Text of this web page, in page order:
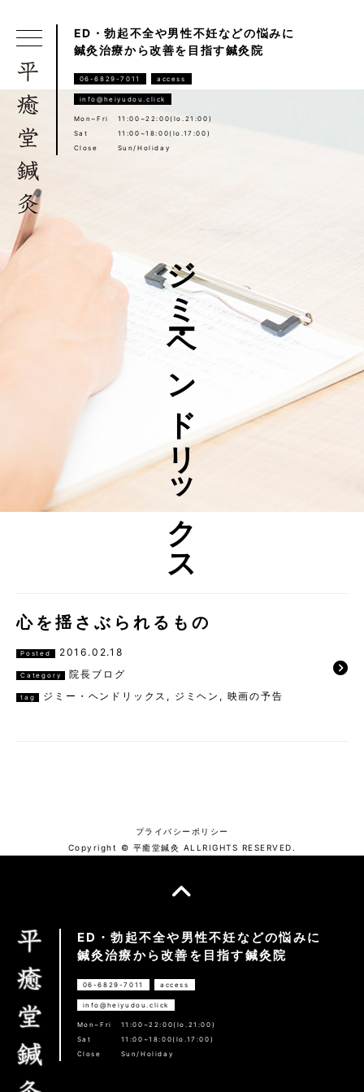
ED・勃起不全や男性不妊などの悩みに
鍼灸治療から改善を目指す鍼灸院
06-6829-7011 access
info@heiyudou.click
Mon~Fri
11:00~22:00(lo.21:00)
Sat
11:00~18:00(lo.17:00)
Close
Sun/Holiday
ジミー・ヘンドリックス
心を揺さぶられるもの
Posted 2016.02.18
Category 院長ブログ
tag ジミー・ヘンドリックス , ジミヘン , 映画の予告
プライバシーポリシー
Copyright © 平癒堂鍼灸 ALLRIGHTS RESERVED.
ED・勃起不全や男性不妊などの悩みに
鍼灸治療から改善を目指す鍼灸院
06-6829-7011 access
info@heiyudou.click
Mon~Fri
11:00~22:00(lo.21:00)
Sat
11:00~18:00(lo.17:00)
Close
Sun/Holiday